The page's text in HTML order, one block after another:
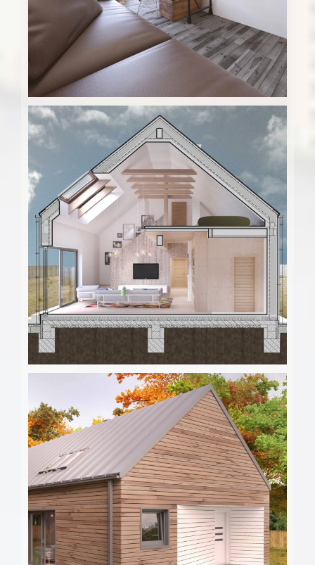
Drevodom Kubo – b
Drevodom Kubo – a